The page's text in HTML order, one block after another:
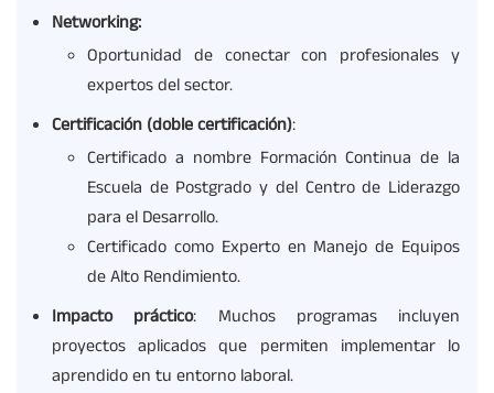
Networking:
Oportunidad de conectar con profesionales y
expertos del sector.
Certificación (doble certificación):
Certificado a nombre Formación Continua de la
Escuela de Postgrado y del Centro de Liderazgo
para el Desarrollo.
Certificado como Experto en Manejo de Equipos
de Alto Rendimiento.
Impacto práctico: Muchos programas incluyen
proyectos aplicados que permiten implementar lo
aprendido en tu entorno laboral.